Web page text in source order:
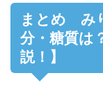
まとめ み
分・糖質は
説！】